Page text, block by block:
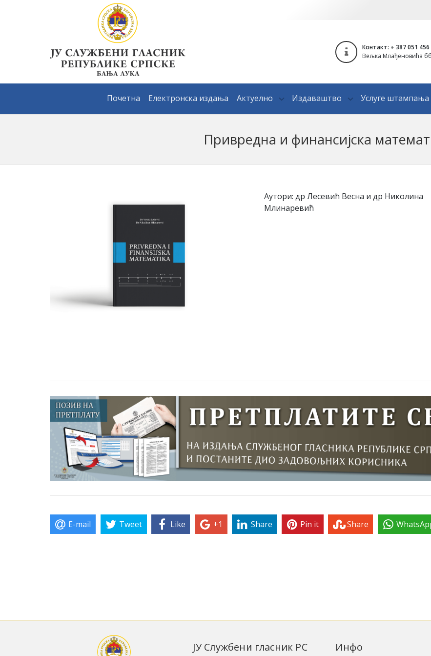
Контакт: + 387 051 456
Вељка Млађеновића
Почетна Електронска издања Актуелно Издаваштво Услуге штампања
Привредна и финансијска
Аутори: др Лесевић Весна и др Николина
Млинаревић
E-mail Tweet Like +1 Share Pin it Share
ЈУ Службени гласник РС Инфо